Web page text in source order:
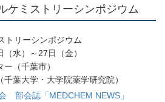
ケミストリーシンポジウム
トリーシンポジウム
水）～27日（金）
（千葉市）
葉大学・大学院薬学研究院）
部会誌「MEDCHEM NEWS」